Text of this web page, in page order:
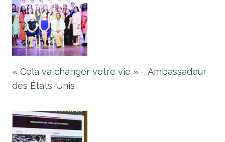
« Cela va changer votre vie » – Ambassadeur
des États-Unis